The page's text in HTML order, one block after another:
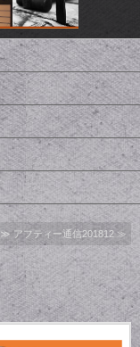
≫ アフティー通信201812 ≫